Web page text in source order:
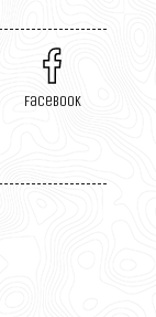
Facebook